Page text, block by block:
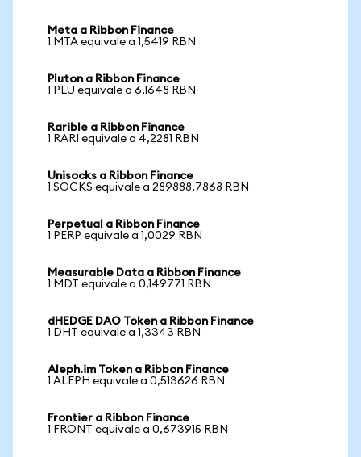
Meta a Ribbon Finance
1 MTA equivale a 1,5419 RBN
Pluton a Ribbon Finance
1 PLU equivale a 6,1648 RBN
Rarible a Ribbon Finance
1 RARI equivale a 4,2281 RBN
Unisocks a Ribbon Finance
1 SOCKS equivale a 289888,7868 RBN
Perpetual a Ribbon Finance
1 PERP equivale a 1,0029 RBN
Measurable Data a Ribbon Finance
1 MDT equivale a 0,149771 RBN
dHEDGE DAO Token a Ribbon Finance
1 DHT equivale a 1,3343 RBN
Aleph.im Token a Ribbon Finance
1 ALEPH equivale a 0,513626 RBN
Frontier a Ribbon Finance
1 FRONT equivale a 0,673915 RBN